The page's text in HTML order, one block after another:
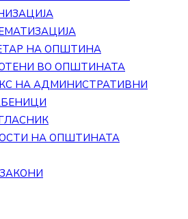
НА ОПШТИНА
ВО ОПШТИНАТА
НА АДМИНИСТРАТИВНИ
НА ОПШТИНАТА